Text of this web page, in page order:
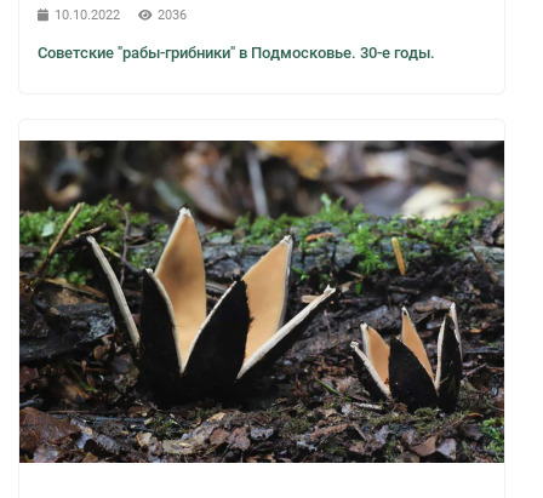
10.10.2022 2036
Советские "рабы-грибники" в Подмосковье. 30-е годы.